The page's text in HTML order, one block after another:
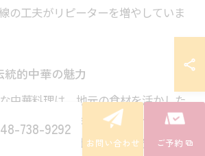
の工夫がリピーターを増やしていま
的中華の魅力
中華料理は、地元の食材を活かした
特徴です。長年の経験を持つ店主
を惜しまず仕上げるため、安心して
738-9292
お問い合わせ ご予約